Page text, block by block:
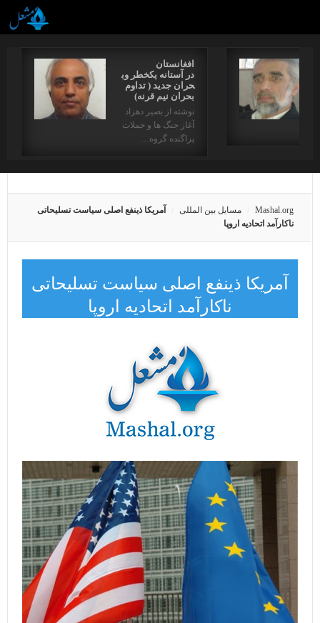
افغانستان
در آستانه یکخطر وب
حران جدید ( تداوم
بحران نیم قرنه)
نوشته از بصیر دهزاد
آغاز جنگ ها و حملات
پراگنده گروه…
Mashal.org مسایل بین المللی
آمریکا ذینفع اصلی سیاست تسلیحاتی
ناکارآمد اتحادیه اروپا
آمریکا ذینفع اصلی سیاست تسلیحاتی
ناکارآمد اتحادیه اروپا